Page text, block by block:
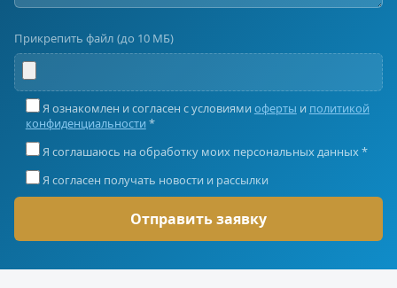
Прикрепить файл (до 10 МБ)
Я ознакомлен и согласен с условиями оферты и политикой
конфиденциальности *
Я соглашаюсь на обработку моих персональных данных *
Я согласен получать новости и рассылки